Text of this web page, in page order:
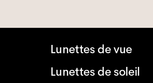
Lunettes de vue
Lunettes de soleil